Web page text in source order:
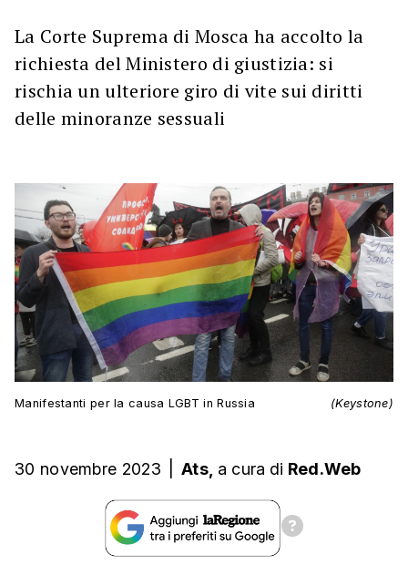
La Corte Suprema di Mosca ha accolto la
richiesta del Ministero di giustizia: si
rischia un ulteriore giro di vite sui diritti
delle minoranze sessuali
Manifestanti per la causa LGBT in Russia (Keystone)
30 novembre 2023 Ats, a cura di Red.Web